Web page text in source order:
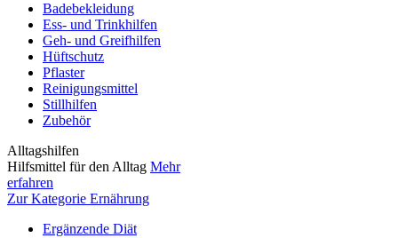
Badebekleidung
Ess- und Trinkhilfen
Geh- und Greifhilfen
Hüftschutz
Pflaster
Reinigungsmittel
Stillhilfen
Zubehör
Alltagshilfen
Hilfsmittel für den Alltag Mehr
erfahren
Zur Kategorie Ernährung
Ergänzende Diät